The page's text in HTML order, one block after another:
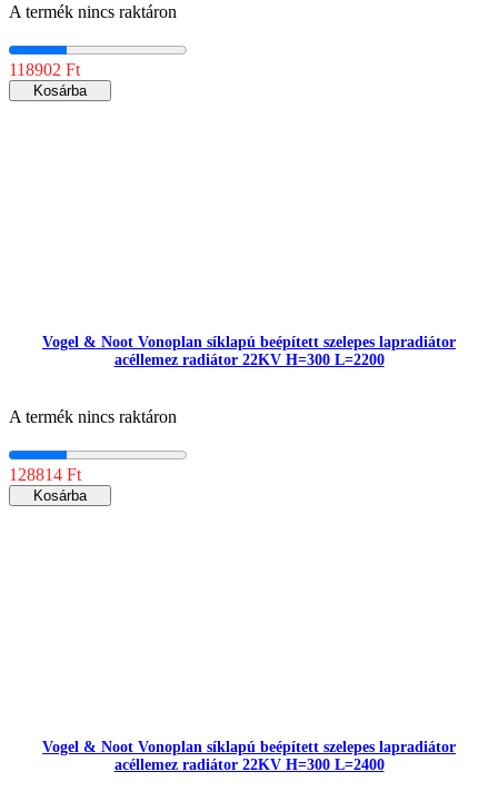
A termék nincs raktáron
118902 Ft
Kosárba
Vogel & Noot Vonoplan síklapú beépített szelepes lapradiátor
acéllemez radiátor 22KV H=300 L=2200
A termék nincs raktáron
128814 Ft
Kosárba
Vogel & Noot Vonoplan síklapú beépített szelepes lapradiátor
acéllemez radiátor 22KV H=300 L=2400